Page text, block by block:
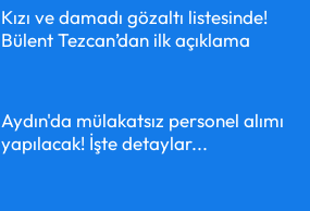
Kızı ve damadı gözaltı listesinde!
Bülent Tezcan’dan ilk açıklama
Aydın'da mülakatsız personel alımı
yapılacak! İşte detaylar...